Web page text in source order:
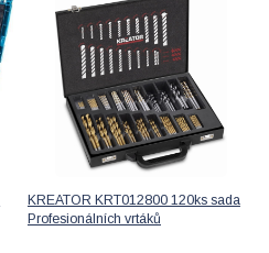
KREATOR KRT012800 120ks sada
Profesionálních vrtáků